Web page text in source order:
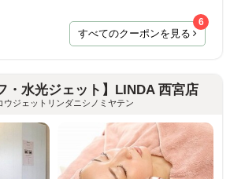
すべてのクーポンを見る
6
・水光ジェット】LINDA 西宮店
ウジェットリンダニシノミヤテン